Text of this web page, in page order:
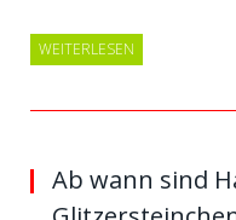
WEITERLESEN
Ab wann sind